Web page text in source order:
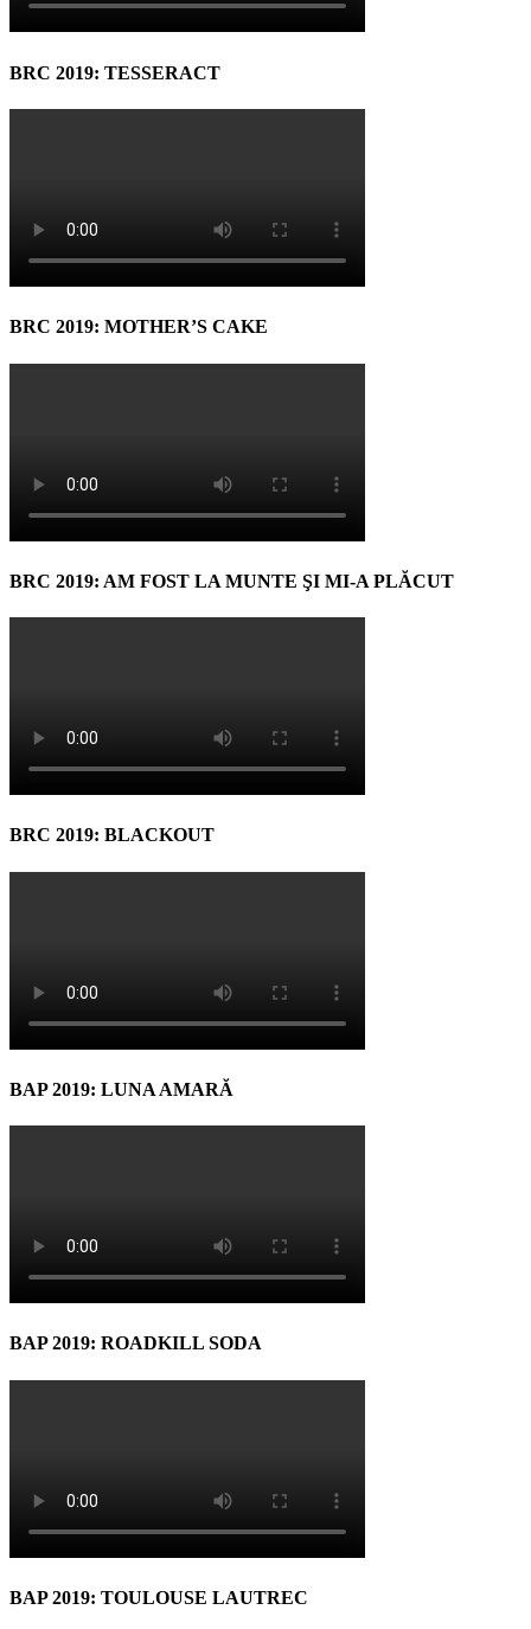
BRC 2019: TESSERACT
BRC 2019: MOTHER’S CAKE
BRC 2019: AM FOST LA MUNTE ŞI MI-A PLĂCUT
BRC 2019: BLACKOUT
BAP 2019: LUNA AMARĂ
BAP 2019: ROADKILL SODA
BAP 2019: TOULOUSE LAUTREC